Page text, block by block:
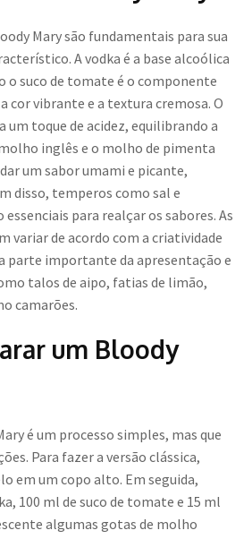
Mary são fundamentais para sua
A vodka é a base alcoólica
o suco de tomate é o componente
cor vibrante e a textura cremosa. O
um toque de acidez, equilibrando a
inglês e o molho de pimenta
um sabor umami e picante,
disso, temperos como sal e
para realçar os sabores. As
variar de acordo com a criatividade
parte importante da apresentação e
talos de aipo, fatias de limão,
camarões.
um Bloody
é um processo simples, mas que
Para fazer a versão clássica,
em um copo alto. Em seguida,
100 ml de suco de tomate e 15 ml
algumas gotas de molho